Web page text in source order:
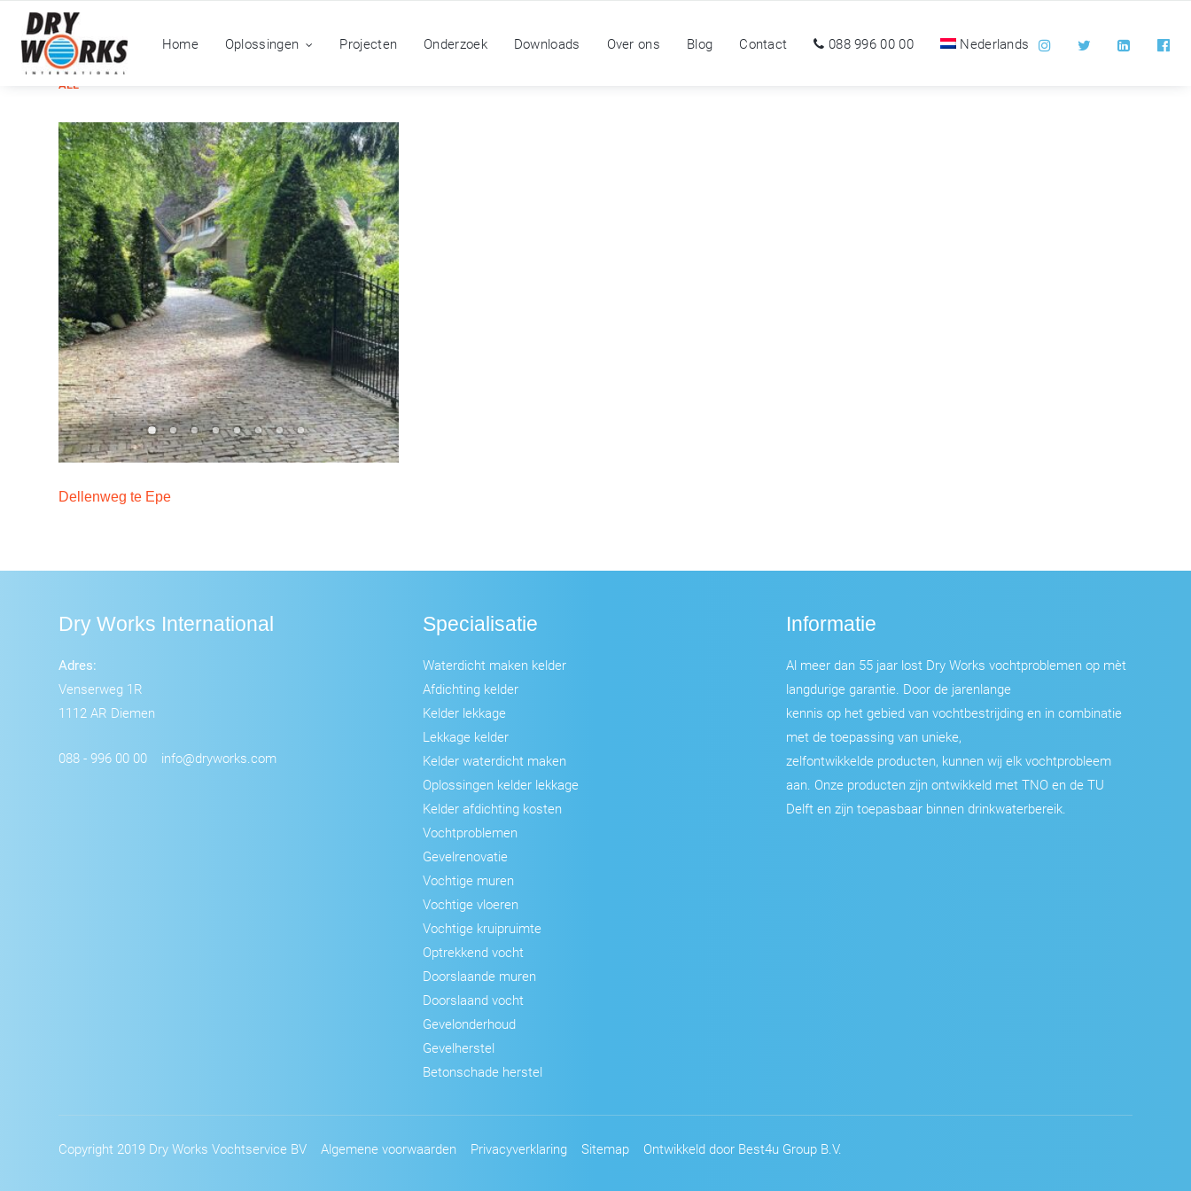
Home Oplossingen Projecten Onderzoek Downloads Over ons Blog Contact 088 996 00 00 Nederlands
ALL
Dellenweg te Epe
Dry Works International
Adres:
Venserweg 1R
1112 AR Diemen
088 - 996 00 00 info@dryworks.com
Specialisatie
Waterdicht maken kelder
Afdichting kelder
Kelder lekkage
Lekkage kelder
Kelder waterdicht maken
Oplossingen kelder lekkage
Kelder afdichting kosten
Vochtproblemen
Gevelrenovatie
Vochtige muren
Vochtige vloeren
Vochtige kruipruimte
Optrekkend vocht
Doorslaande muren
Doorslaand vocht
Gevelonderhoud
Gevelherstel
Betonschade herstel
Informatie
Al meer dan 55 jaar lost Dry Works vochtproblemen op mèt
langdurige garantie. Door de jarenlange
kennis op het gebied van vochtbestrijding en in combinatie
met de toepassing van unieke,
zelfontwikkelde producten, kunnen wij elk vochtprobleem
aan. Onze producten zijn ontwikkeld met TNO en de TU
Delft en zijn toepasbaar binnen drinkwaterbereik.
Copyright 2019 Dry Works Vochtservice BV Algemene voorwaarden Privacyverklaring Sitemap Ontwikkeld door Best4u Group B.V.